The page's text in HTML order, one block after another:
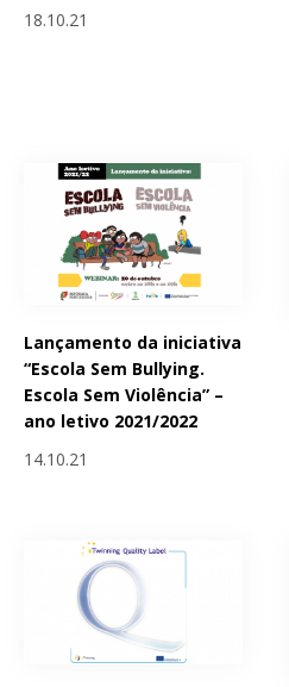
18.10.21
Lançamento da iniciativa
“Escola Sem Bullying.
Escola Sem Violência” –
ano letivo 2021/2022
14.10.21